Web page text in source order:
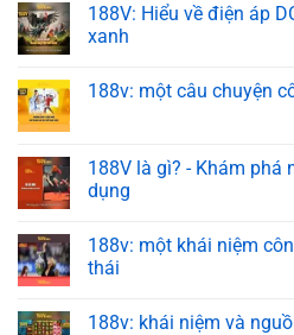
188V: Hiểu về điện áp
xanh
188v: một câu chuyện
188V là gì? - Khám phá
dụng
188v: một khái niệm
thái
188v: khái niệm và